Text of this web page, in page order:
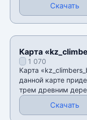
Скачать
Карта
1 070
Карта
данной карте
трем древним
Скачать